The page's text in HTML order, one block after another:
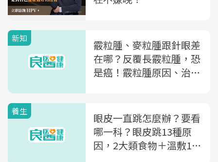
新知
霰粒腫、麥粒腫跟針眼差
在哪？反覆長霰粒腫，恐
是癌！霰粒腫原因、治療
養生
眼皮一直跳怎麼辦？要看
哪一科？眼皮跳13種原
因，2大類食物＋溫敷1穴